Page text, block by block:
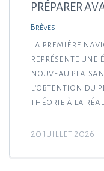
PRÉPARER
Brèves
La première
représente une
nouveau
l’obtention du
théorie à la
20 juillet 2026